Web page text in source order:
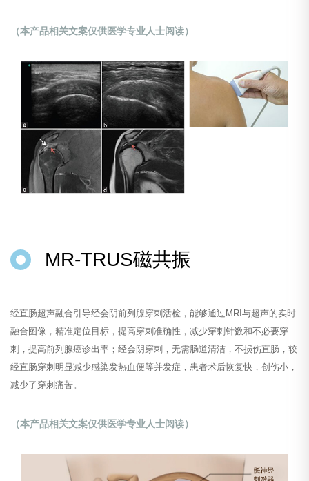
（本产品相关文案仅供医学专业人士阅读）
MR-TRUS磁共振
经直肠超声融合引导经会阴前列腺穿刺活检，能够通过MRI与超声的实时
融合图像，精准定位目标，提高穿刺准确性，减少穿刺针数和不必要穿
刺，提高前列腺癌诊出率；经会阴穿刺，无需肠道清洁，不损伤直肠，较
经直肠穿刺明显减少感染发热血便等并发症，患者术后恢复快，创伤小，
减少了穿刺痛苦。
（本产品相关文案仅供医学专业人士阅读）